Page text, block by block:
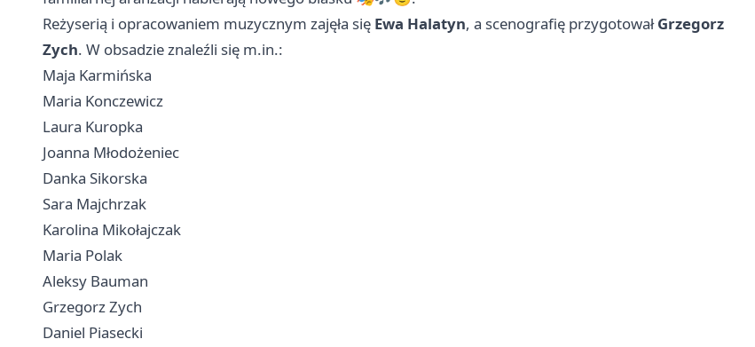
Reżyserią i opracowaniem muzycznym zajęła się Ewa Halatyn, a scenografię przygotowałGrzegorz
Zych. W obsadzie znaleźli się m.in.:
Maja Karmińska
Maria Konczewicz
Laura Kuropka
Joanna Młodożeniec
Danka Sikorska
Sara Majchrzak
Karolina Mikołajczak
Maria Polak
Aleksy Bauman
Grzegorz Zych
Daniel Piasecki